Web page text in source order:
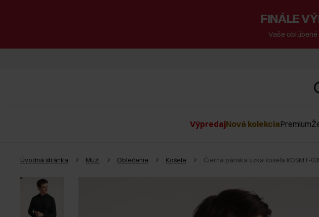
FINÁLE
Vaše
VýpredajNová kolekciaPremium
Úvodná stránka Muži Oblečenie Košele Čierna pánska úzka košeľa KOSMT-